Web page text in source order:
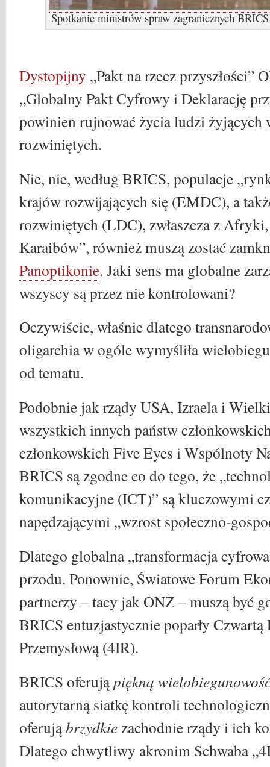
Spotkanie ministrów spraw zagranicznych
Dystopijny „Pakt na rzecz przyszłości”
„Globalny Pakt Cyfrowy i Deklarację
powinien rujnować życia ludzi żyjących
rozwiniętych.
Nie, nie, według BRICS, populacje
krajów rozwijających się (EMDC), a
rozwiniętych (LDC), zwłaszcza z
Karaibów”, również muszą zostać
Panoptikonie. Jaki sens ma globalne
wszyscy są przez nie kontrolowani?
Oczywiście, właśnie dlatego
oligarchia w ogóle wymyśliła
od tematu.
Podobnie jak rządy USA, Izraela i
wszystkich innych państw
członkowskich Five Eyes i Wspólnoty
BRICS są zgodne co do tego, że
komunikacyjne (ICT)” są kluczowymi
napędzającymi „wzrost społeczno-
Dlatego globalna „transformacja
przodu. Ponownie, Światowe Forum
partnerzy – tacy jak ONZ – muszą być
BRICS entuzjastycznie poparły Czwartą
Przemysłową (4IR).
BRICS oferująpiękną
autorytarną siatkę kontroli
oferująbrzydkie zachodnie rządy i ich
Dlatego chwytliwy akronim Schwaba